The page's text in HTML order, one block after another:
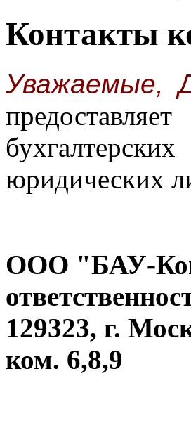
Контакты
Уважаемые,
юридических
ООО "БАУ-
129323, г.
ком. 6,8,9